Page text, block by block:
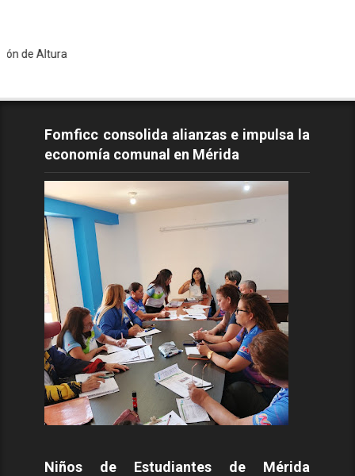
Fomficc consolida alianzas e impulsa la
economía comunal en Mérida
Niños de Estudiantes de Mérida